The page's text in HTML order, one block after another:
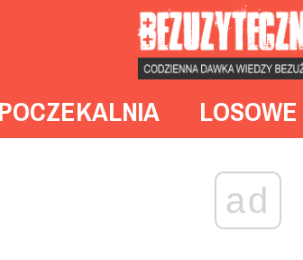
POCZEKALNIA LOSOWE
ad